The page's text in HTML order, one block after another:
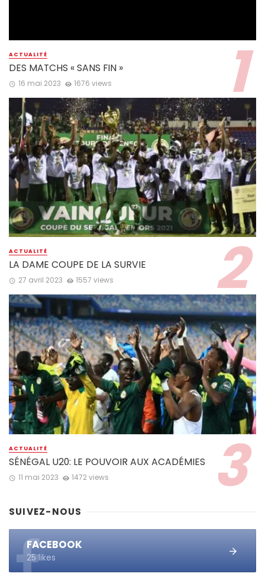
ACTUALITÉ
DES MATCHS « SANS FIN »
16 mai 2023 1676 views
ACTUALITÉ
LA DAME COUPE DE LA SURVIE
27 avril 2023 1557 views
ACTUALITÉ
SÉNÉGAL U20: LE POUVOIR AUX ACADÉMIES
11 mai 2023 1472 views
SUIVEZ-NOUS
FACEBOOK
25 likes